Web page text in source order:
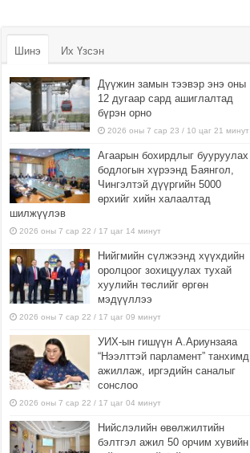
Шинэ Их Үзсэн
Дүүжин замын тээвэр энэ оны
12 дугаар сард ашиглалтад
бүрэн орно
2026 оны 7 сар 23 / 10 цаг 21 минут
Агаарын бохирдлыг бууруулах
бодлогын хүрээнд Баянгол,
Чингэлтэй дүүргийн 5000
өрхийг хийн халаалтад
шилжүүлэв
2026 оны 7 сар 22 / 17 цаг 14 минут
Нийгмийн сүлжээнд хүүхдийн
оролцоог зохицуулах тухай
хуулийн төслийг өргөн
мэдүүллээ
2026 оны 7 сар 22 / 17 цаг 09 минут
УИХ-ын гишүүн А.Ариунзаяа
“Нээлттэй парламент” танхимд
ажиллаж, иргэдийн саналыг
сонслоо
2026 оны 7 сар 22 / 17 цаг 04 минут
Нийслэлийн өвөлжилтийн
бэлтгэл ажил 50 орчим хувийн